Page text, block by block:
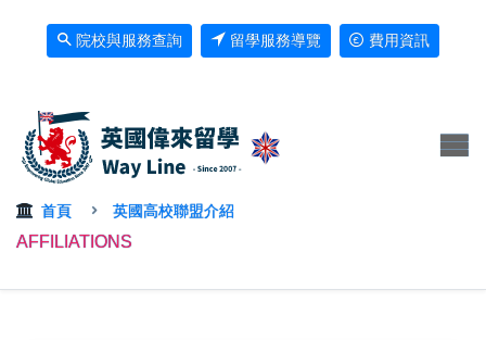
院校與服務查詢 留學服務導覽 費用資訊
首頁 英國高校聯盟介紹
AFFILIATIONS